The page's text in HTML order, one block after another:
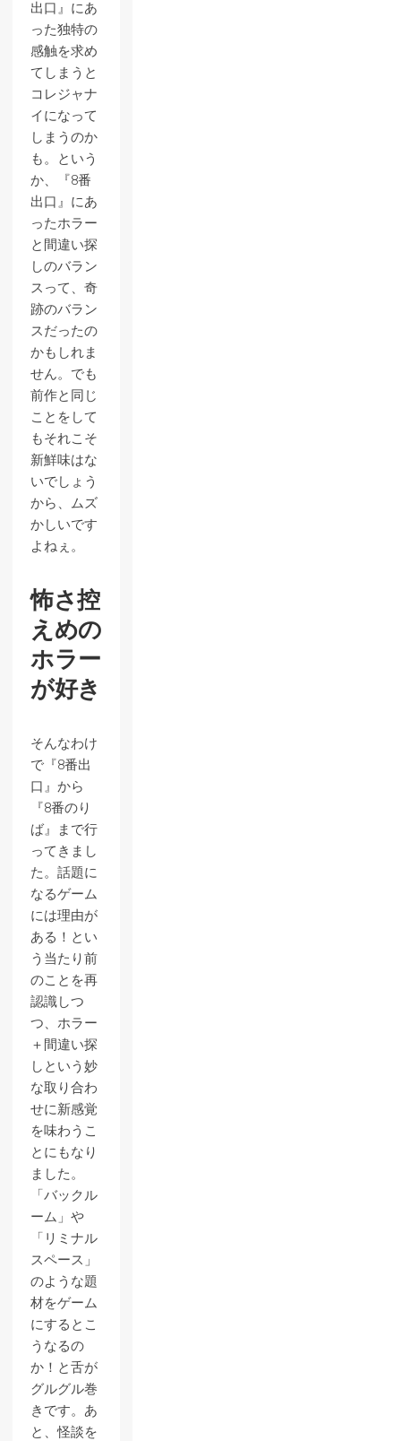
出口』にあ
った独特の
感触を求め
てしまうと
コレジャナ
イになって
しまうのか
も。という
か、『8番
出口』にあ
ったホラー
と間違い探
しのバラン
スって、奇
跡のバラン
スだったの
かもしれま
せん。でも
前作と同じ
ことをして
もそれこそ
新鮮味はな
いでしょう
から、ムズ
かしいです
よねぇ。
怖さ控
えめの
ホラー
が好き
そんなわけ
で『8番出
口』から
『8番のり
ば』まで行
ってきまし
た。話題に
なるゲーム
には理由が
ある！とい
う当たり前
のことを再
認識しつ
つ、ホラー
＋間違い探
しという妙
な取り合わ
せに新感覚
を味わうこ
とにもなり
ました。
「バックル
ーム」や
「リミナル
スペース」
のような題
材をゲーム
にするとこ
うなるの
か！と舌が
グルグル巻
きです。あ
と、怪談を